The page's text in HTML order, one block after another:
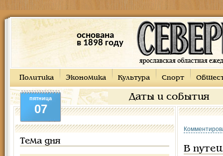
основана
в 1898 году
Политика Экономика Культура Спорт
Даты и события
пятница
07
Тема дня
В